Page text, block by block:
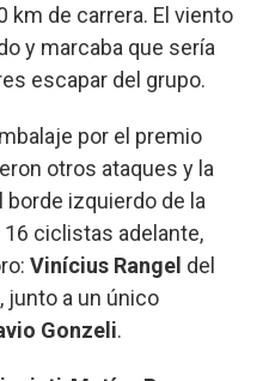
km de carrera. El viento
y marcaba que sería
escapar del grupo.
por el premio
otros ataques y la
izquierdo de la
ciclistas adelante,
Vinícius Rangel del
junto a un único
Gonzeli.